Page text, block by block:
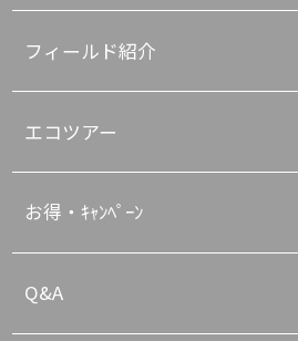
フィールド紹介
エコツアー
お得・ｷｬﾝﾍﾟｰﾝ
Q&A